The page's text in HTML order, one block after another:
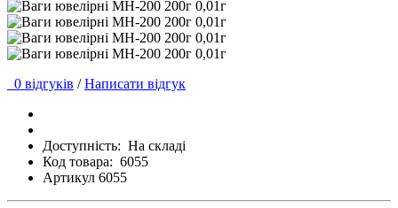
0 відгуків / Написати відгук
Доступність: На складі
Код товара: 6055
Артикул 6055